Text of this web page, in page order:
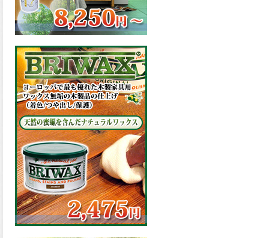
とにより、ラジカルの発生を
抑制、エスケープレミアムル
ーフSiが新しく販売開始致し
ました。ご購入はこちらか
ら。
2026.03.11
緻密で強靭な無機系塗膜と、
汚れを降雨で洗い流す親水性
の表面効果により優れた低汚
染性を発揮、エスケープレミ
アム無機ルーフが新しく販売
開始致しました。ご購入はこ
ちらから。
2026.03.09
ハケ塗りでの伸びが良く作業
性と仕上がりに優れた合成樹
脂調合ペイント、SDホルスF4
が新しく販売開始致しまし
た。ご購入はこちらから。